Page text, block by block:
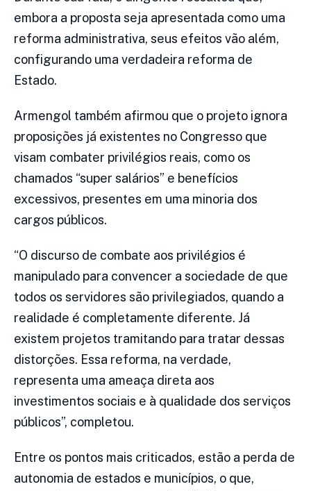
embora a proposta seja apresentada como uma
reforma administrativa, seus efeitos vão além,
configurando uma verdadeira reforma de
Estado.
Armengol também afirmou que o projeto ignora
proposições já existentes no Congresso que
visam combater privilégios reais, como os
chamados “super salários” e benefícios
excessivos, presentes em uma minoria dos
cargos públicos.
“O discurso de combate aos privilégios é
manipulado para convencer a sociedade de que
todos os servidores são privilegiados, quando a
realidade é completamente diferente. Já
existem projetos tramitando para tratar dessas
distorções. Essa reforma, na verdade,
representa uma ameaça direta aos
investimentos sociais e à qualidade dos serviços
públicos”, completou.
Entre os pontos mais criticados, estão a perda de
autonomia de estados e municípios, o que,